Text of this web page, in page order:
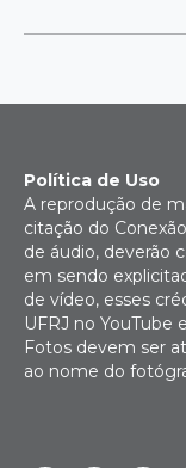
Política de Uso
A reprodução de
citação do
de áudio, deverão
em sendo
de vídeo, esses
UFRJ no YouTube
Fotos devem ser
ao nome do